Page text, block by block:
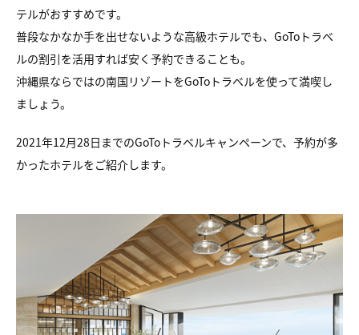
テルがおすすめです。
普段なかなか手を出せないような高級ホテルでも、GoToトラベ
ルの割引を活用すれば安く予約できることも。
沖縄県ならではの南国リゾートをGoToトラベルを使って満喫し
ましょう。
2021年12月28日までのGoToトラベルキャンペーンで、予約が多
かったホテルをご紹介します。